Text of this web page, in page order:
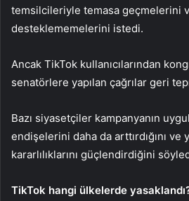
temsilcileriyle temasa geçmelerini
desteklememelerini istedi.
Ancak TikTok kullanıcılarından
senatörlere yapılan çağrılar geri
Bazı siyasetçiler kampanyanın
endişelerini daha da arttırdığını ve
kararlılıklarını güçlendirdiğini
TikTok hangi ülkelerde